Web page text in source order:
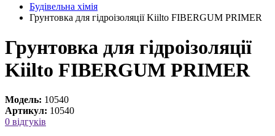
Будівельна хімія
Грунтовка для гідроізоляції Kiilto FIBERGUM PRIMER
Грунтовка для гідроізоляції
Kiilto FIBERGUM PRIMER
Модель: 10540
Артикул: 10540
0 відгуків